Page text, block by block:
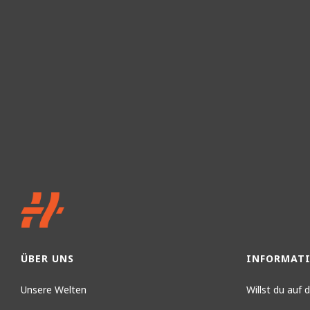
ÜBER UNS
Unsere Welten Willst du auf